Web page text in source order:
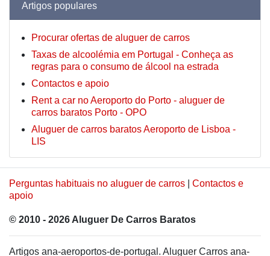
Artigos populares
Procurar ofertas de aluguer de carros
Taxas de alcoolémia em Portugal - Conheça as
regras para o consumo de álcool na estrada
Contactos e apoio
Rent a car no Aeroporto do Porto - aluguer de
carros baratos Porto - OPO
Aluguer de carros baratos Aeroporto de Lisboa -
LIS
Perguntas habituais no aluguer de carros
Contactos e
apoio
© 2010 - 2026 Aluguer De Carros Baratos
Artigos ana-aeroportos-de-portugal. Aluguer Carros ana-